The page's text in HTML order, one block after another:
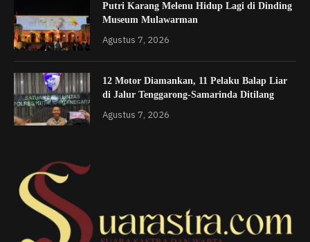
Putri Karang Melenu Hidup Lagi di Dinding
Museum Mulawarman
Agustus 7, 2026
12 Motor Diamankan, 11 Pelaku Balap Liar
di Jalur Tenggarong-Samarinda Ditilang
Agustus 7, 2026